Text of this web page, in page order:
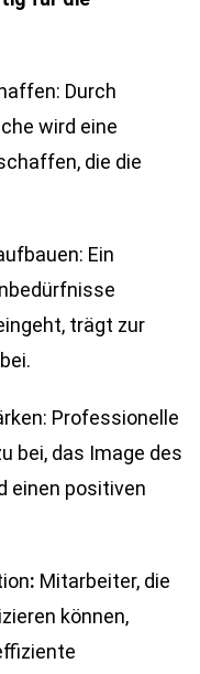
Durch
wird eine
die die
Ein
trägt zur
Professionelle
bei, das Image des
einen positiven
: Mitarbeiter, die
können,